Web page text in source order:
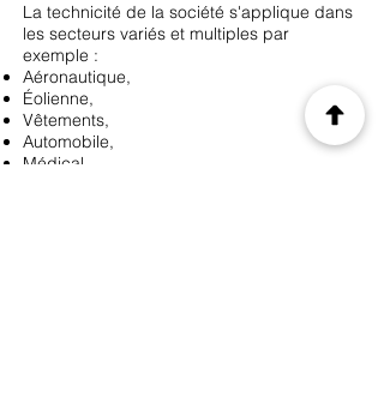
La technicité de la société s'applique dans
les secteurs variés et multiples par
exemple :
Aéronautique,
Éolienne,
Vêtements,
Automobile,
Médical,